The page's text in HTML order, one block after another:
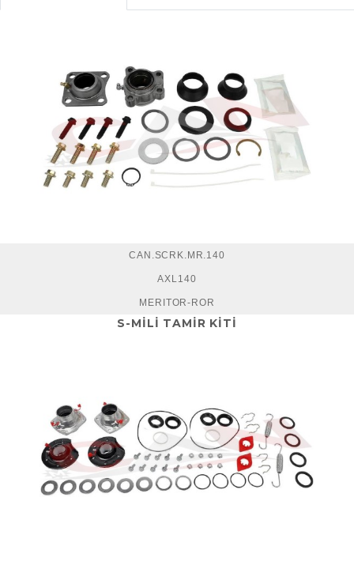
CAN.SCRK.MR.140
AXL140
MERITOR-ROR
S-MİLİ TAMİR KİTİ